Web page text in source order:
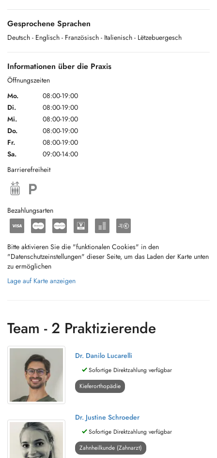
Possibilité de parking en attendant la fin des travaux du parking public
communal:
- Emplacements dans la Rue Basse à partir de la résidence n°34 avec
Gesprochene Sprachen
Deutsch - Englisch - Französisch - Italienisch - Lëtzebuergesch
Informationen über die Praxis
Öffnungszeiten
Mo.
08:00-19:00
Di.
08:00-19:00
Mi.
08:00-19:00
Do.
08:00-19:00
Fr.
08:00-19:00
Sa.
09:00-14:00
Barrierefreiheit
Bezahlungsarten
Bitte aktivieren Sie die "funktionalen Cookies" in den
"Datenschutzeinstellungen" dieser Seite, um das Laden der Karte unten
zu ermöglichen
Lage auf Karte anzeigen
Team - 2 Praktizierende
Dr. Danilo Lucarelli
Sofortige Direktzahlung verfügbar
Kieferorthopädie
Dr. Justine Schroeder
Sofortige Direktzahlung verfügbar
Zahnheilkunde (Zahnarzt)